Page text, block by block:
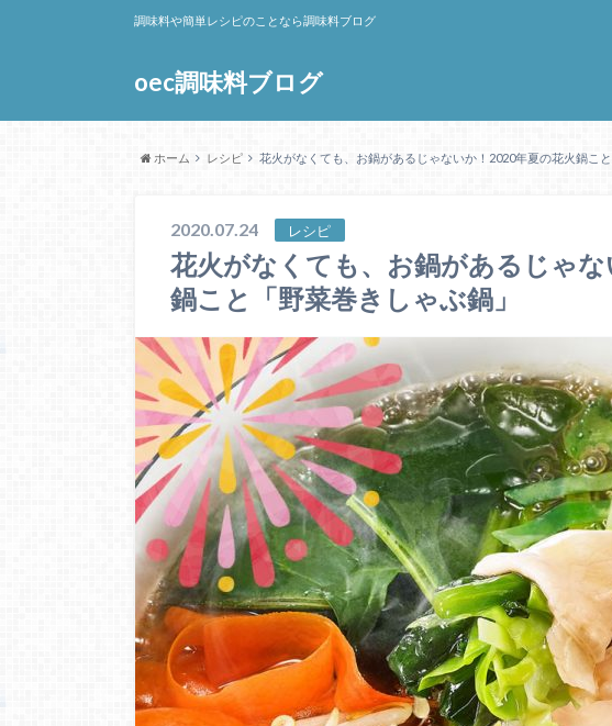
oec調味料ブログ
調味料や簡単レシピのことなら調味料ブログ
ホーム レシピ 花火がなくても、お鍋があるじゃないか！2020年夏の花火鍋こと
2020.07.24 レシピ
花火がなくても、お鍋があるじゃ
鍋こと「野菜巻きしゃぶ鍋」